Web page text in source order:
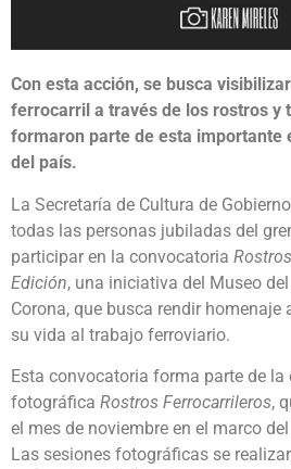
Con esta acción, se busca
ferrocarril a través de los rostros y
formaron parte de esta importante
del país.
La Secretaría de Cultura de
todas las personas jubiladas del
participar en la convocatoria
Edición, una iniciativa del Museo
Corona, que busca rendir homenaje
su vida al trabajo ferroviario.
Esta convocatoria forma parte de la
fotográfica Rostros Ferrocarrileros,
el mes de noviembre en el marco
Las sesiones fotográficas se